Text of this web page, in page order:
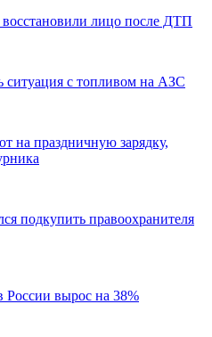
лицо после ДТП
ситуация с топливом на АЗС
на праздничную зарядку,
подкупить правоохранителя
вырос на 38%